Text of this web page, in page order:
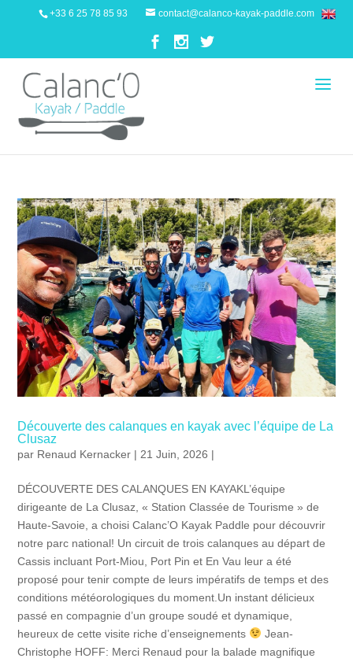
+33 6 25 78 85 93 contact@calanco-kayak-paddle.com
Découverte des calanques en kayak avec l’équipe de La
Clusaz
par Renaud Kernacker | 21 Juin, 2026 |
DÉCOUVERTE DES CALANQUES EN KAYAKL’équipe
dirigeante de La Clusaz, « Station Classée de Tourisme » de
Haute-Savoie, a choisi Calanc’O Kayak Paddle pour découvrir
notre parc national! Un circuit de trois calanques au départ de
Cassis incluant Port-Miou, Port Pin et En Vau leur a été
proposé pour tenir compte de leurs impératifs de temps et des
conditions météorologiques du moment.Un instant délicieux
passé en compagnie d’un groupe soudé et dynamique,
heureux de cette visite riche d’enseignements
Jean-
Christophe HOFF: Merci Renaud pour la balade magnifique